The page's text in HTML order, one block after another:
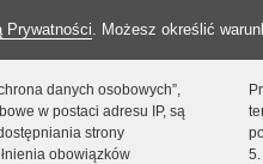
Prywatności. Możesz określić
danych osobowych”,
w postaci adresu IP, są
strony
obowiązków